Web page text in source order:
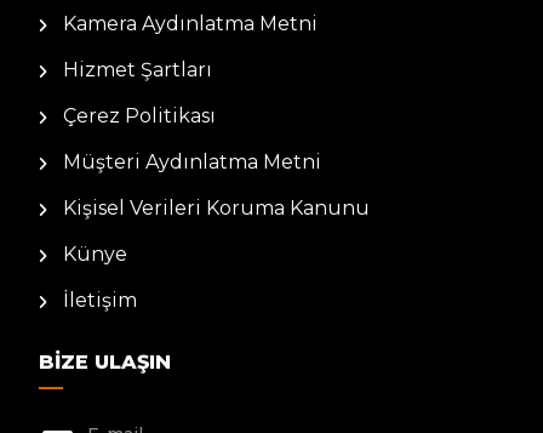
Kamera Aydınlatma Metni
Hizmet Şartları
Çerez Politikası
Müşteri Aydınlatma Metni
Kişisel Verileri Koruma Kanunu
Künye
İletişim
BIZE ULAŞIN